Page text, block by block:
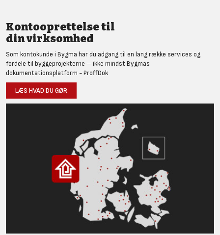
Kontooprettelse til
din virksomhed
Som kontokunde i Bygma har du adgang til en lang række services og
fordele til byggeprojekterne – ikke mindst Bygmas
dokumentationsplatform - ProffDok
LÆS HVAD DU GØR